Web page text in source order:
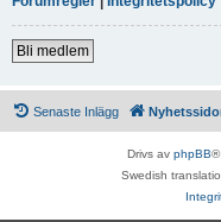
Bli medlem
Senaste Inlägg
Drivs av phpBB®
Swedish